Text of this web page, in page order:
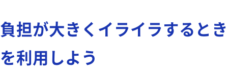
負担が大きくイライラすると
を利用しよう